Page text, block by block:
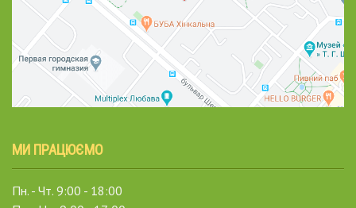
МИ ПРАЦЮЄМО
Пн. - Чт. 9:00 - 18:00